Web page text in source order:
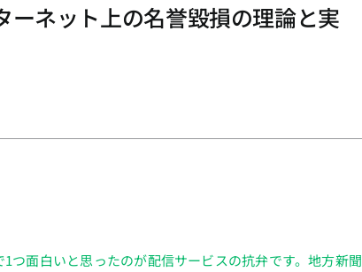
ーネット上の名誉毀損の理論と実
つ面白いと思ったのが配信サービスの抗弁です。地方新聞